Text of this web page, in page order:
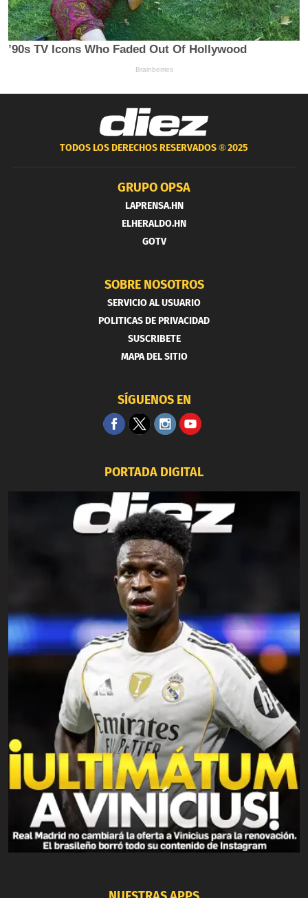
TODOS LOS DERECHOS RESERVADOS ®2025
GRUPO OPSA
LAPRENSA.HN
ELHERALDO.HN
GOTV
SOBRE NOSOTROS
SERVICIO AL USUARIO
POLITICAS DE PRIVACIDAD
SUSCRIBETE
MAPA DEL SITIO
SÍGUENOS EN
PORTADA DIGITAL